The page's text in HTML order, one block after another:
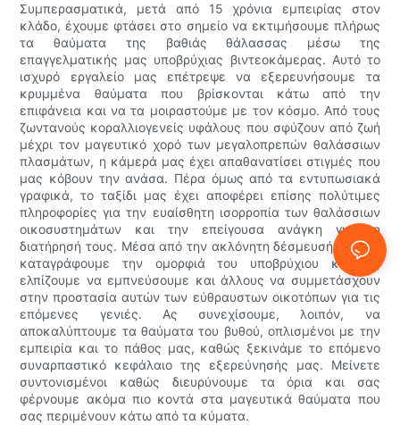
Συμπερασματικά, μετά από 15 χρόνια εμπειρίας στον
κλάδο, έχουμε φτάσει στο σημείο να εκτιμήσουμε πλήρως
τα θαύματα της βαθιάς θάλασσας μέσω της
επαγγελματικής μας υποβρύχιας βιντεοκάμερας. Αυτό το
ισχυρό εργαλείο μας επέτρεψε να εξερευνήσουμε τα
κρυμμένα θαύματα που βρίσκονται κάτω από την
επιφάνεια και να τα μοιραστούμε με τον κόσμο. Από τους
ζωντανούς κοραλλιογενείς υφάλους που σφύζουν από ζωή
μέχρι τον μαγευτικό χορό των μεγαλοπρεπών θαλάσσιων
πλασμάτων, η κάμερά μας έχει απαθανατίσει στιγμές που
μας κόβουν την ανάσα. Πέρα όμως από τα εντυπωσιακά
γραφικά, το ταξίδι μας έχει αποφέρει επίσης πολύτιμες
πληροφορίες για την ευαίσθητη ισορροπία των θαλάσσιων
οικοσυστημάτων και την επείγουσα ανάγκη για τη
διατήρησή τους. Μέσα από την ακλόνητη δέσμευσή μας να
καταγράφουμε την ομορφιά του υποβρύχιου κόσμου,
ελπίζουμε να εμπνεύσουμε και άλλους να συμμετάσχουν
στην προστασία αυτών των εύθραυστων οικοτόπων για τις
επόμενες γενιές. Ας συνεχίσουμε, λοιπόν, να
αποκαλύπτουμε τα θαύματα του βυθού, οπλισμένοι με την
εμπειρία και το πάθος μας, καθώς ξεκινάμε το επόμενο
συναρπαστικό κεφάλαιο της εξερεύνησής μας. Μείνετε
συντονισμένοι καθώς διευρύνουμε τα όρια και σας
φέρνουμε ακόμα πιο κοντά στα μαγευτικά θαύματα που
σας περιμένουν κάτω από τα κύματα.